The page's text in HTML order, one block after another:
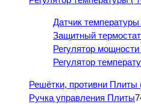
Датчик температуры
Защитный
Регулятор
Регулятор
Решётки, противни Плиты
Ручка управления Плиты